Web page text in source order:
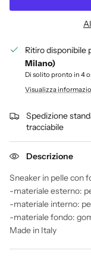
Ritiro disponibile
Milano)
Di solito pronto in 4
Visualizza
Spedizione
tracciabile
Descrizione
Sneaker in pelle con
-materiale esterno:
-materiale interno:
-materiale fondo:
Made in Italy